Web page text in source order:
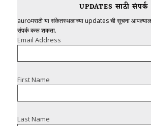
UPDATES साठी संपर्क
auroमराठी या संकेतस्थळाच्या updates ची सूचना
संपर्क करू शकता.
Email Address
First Name
Last Name